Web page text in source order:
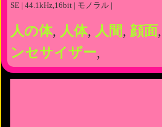
SE | 44.1kHz,16bit | モノラル |
人の体, 人体, 人間, 顔面,
ンセサイザー,